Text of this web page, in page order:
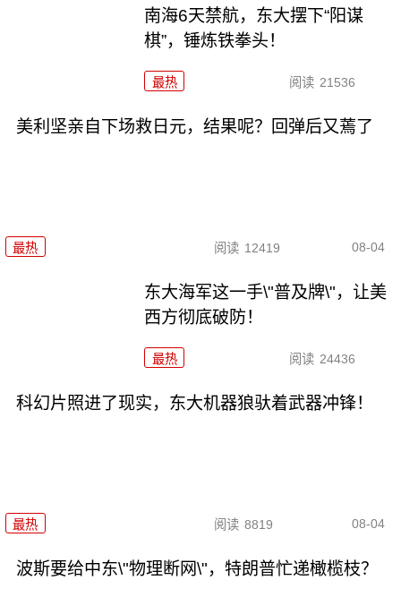
南海6天禁航，东大摆下“阳谋
棋”，锤炼铁拳头！
最热 阅读 21536
美利坚亲自下场救日元，结果呢？回弹后又蔫了
最热 阅读 12419 08-04
东大海军这一手\"普及牌\"，让美
西方彻底破防！
最热 阅读 24436
科幻片照进了现实，东大机器狼驮着武器冲锋！
最热 阅读 8819 08-04
波斯要给中东\"物理断网\"，特朗普忙递橄榄枝？